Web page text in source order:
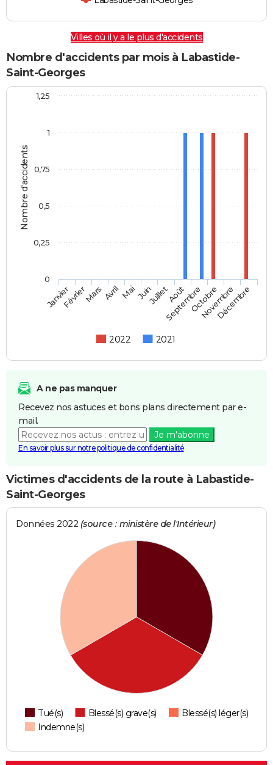
Villes où il y a le plus d'accidents
Nombre d'accidents par mois à Labastide-
Saint-Georges
Nombre d'accidents
2022 2021
JanvierFévrierMars AvrilMaiJuinJuilletAoût
SeptembreOctobre
Novembre
Décembre
0
1
0,25
0,5
0,75
1,25
A ne pas manquer
Recevez nos astuces et bons plans directement par e-
mail.
Je m'abonne
En savoir plus sur notre politique de confidentialité
Victimes d'accidents de la route à Labastide-
Saint-Georges
Données 2022 (source : ministère de l'Intérieur)
Tué(s) Blessé(s) grave(s)
Blessé(s) léger(s)
Indemne(s)